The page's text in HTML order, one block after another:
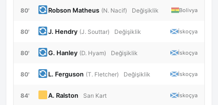
80' Robson Matheus (N. Nacif) Değişiklik Bolivya
80' J. Hendry (J. Souttar) Değişiklik İskoçya
80' G. Hanley (D. Hyam) Değişiklik İskoçya
80' L. Ferguson (T. Fletcher) Değişiklik İskoçya
84' A. Ralston Sarı Kart İskoçya